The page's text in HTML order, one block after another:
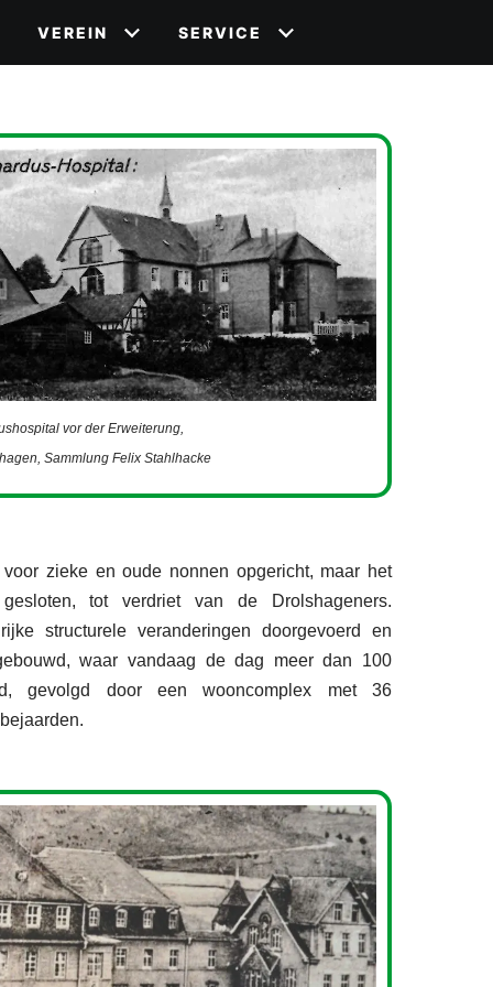
VEREIN SERVICE
vor der Erweiterung,
Sammlung Felix Stahlhacke
zieke en oude nonnen opgericht, maar het
tot verdriet van de Drolshageners.
structurele veranderingen doorgevoerd en
waar vandaag de dag meer dan 100
gevolgd door een wooncomplex met 36